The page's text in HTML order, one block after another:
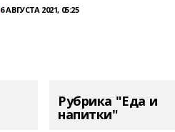
6 АВГУСТА 2021, 05:25
Рубрика "Еда и
напитки"